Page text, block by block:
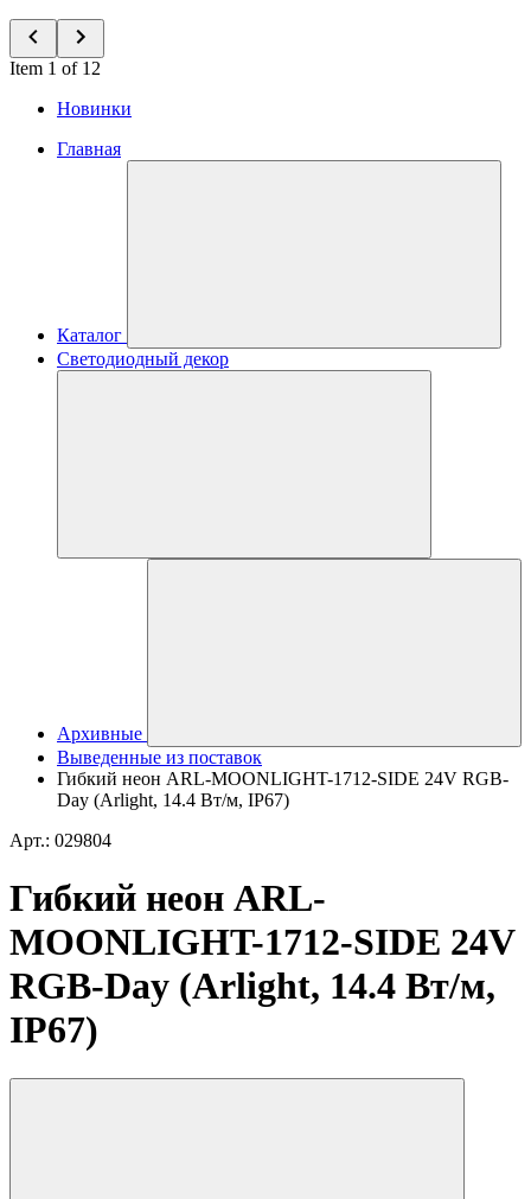
Item 1 of 12
Новинки
Главная
Каталог
Светодиодный декор
Архивные
Выведенные из поставок
Гибкий неон ARL-MOONLIGHT-1712-SIDE 24V RGB-
Day (Arlight, 14.4 Вт/м, IP67)
Арт.: 029804
Гибкий неон ARL-
MOONLIGHT-1712-SIDE 24V
RGB-Day (Arlight, 14.4 Вт/м,
IP67)